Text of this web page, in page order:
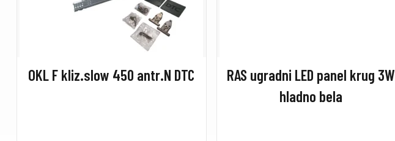
OKL F kliz.slow 450 antr.N DTC
RAS ugradni LED panel krug 3W
hladno bela